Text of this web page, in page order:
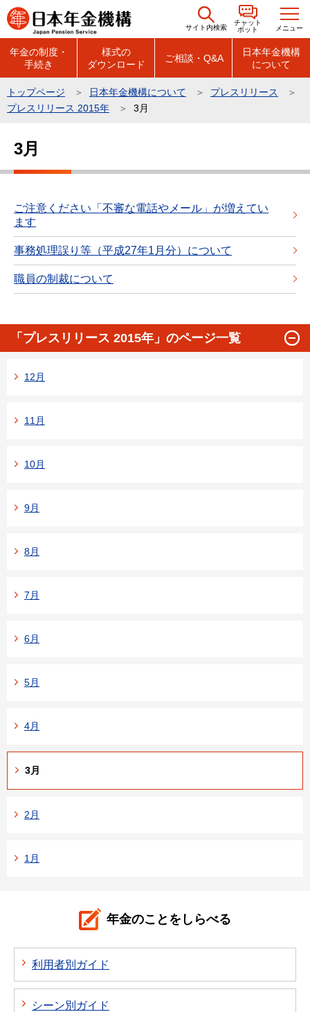
こ
の
の
す
サイト内検索
チャット
ボット
メニュー
年金の制度・
手続き
様式の
ダウンロード
ご相談・Q&A
日本年金機構
について
トップページ 日本年金機構について
プレスリリース
プレスリリース 2015年
3月
こ
3月
ご注意ください「不審な電話やメール」が増えてい
ます
事務処理誤り等（平成27年1月分）について
職員の制裁について
「プレスリリース 2015年」のページ一覧
12月
11月
10月
9月
8月
7月
6月
5月
4月
3月
2月
1月
年金のことをしらべる
利用者別ガイド
シーン別ガイド